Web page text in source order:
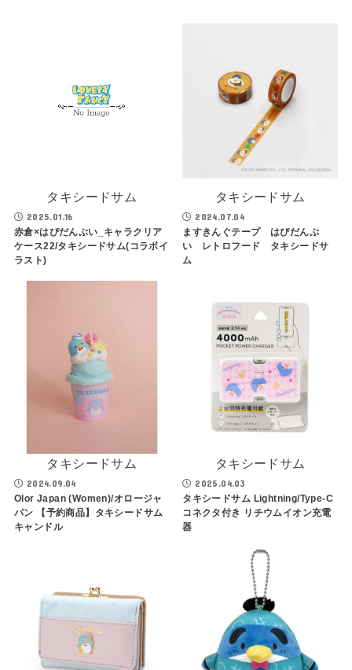
タキシードサム
2025.01.16
赤倉×はぴだんぶい_キャラクリア
ケース22/タキシードサム(コラボイ
ラスト)
タキシードサム
2024.07.04
ますきんぐテープ はぴだんぶ
い レトロフード タキシードサ
ム
タキシードサム
2024.09.04
Olor Japan (Women)/オロージャ
パン 【予約商品】タキシードサム
キャンドル
タキシードサム
2025.04.03
タキシードサム Lightning/Type-C
コネクタ付き リチウムイオン充電
器